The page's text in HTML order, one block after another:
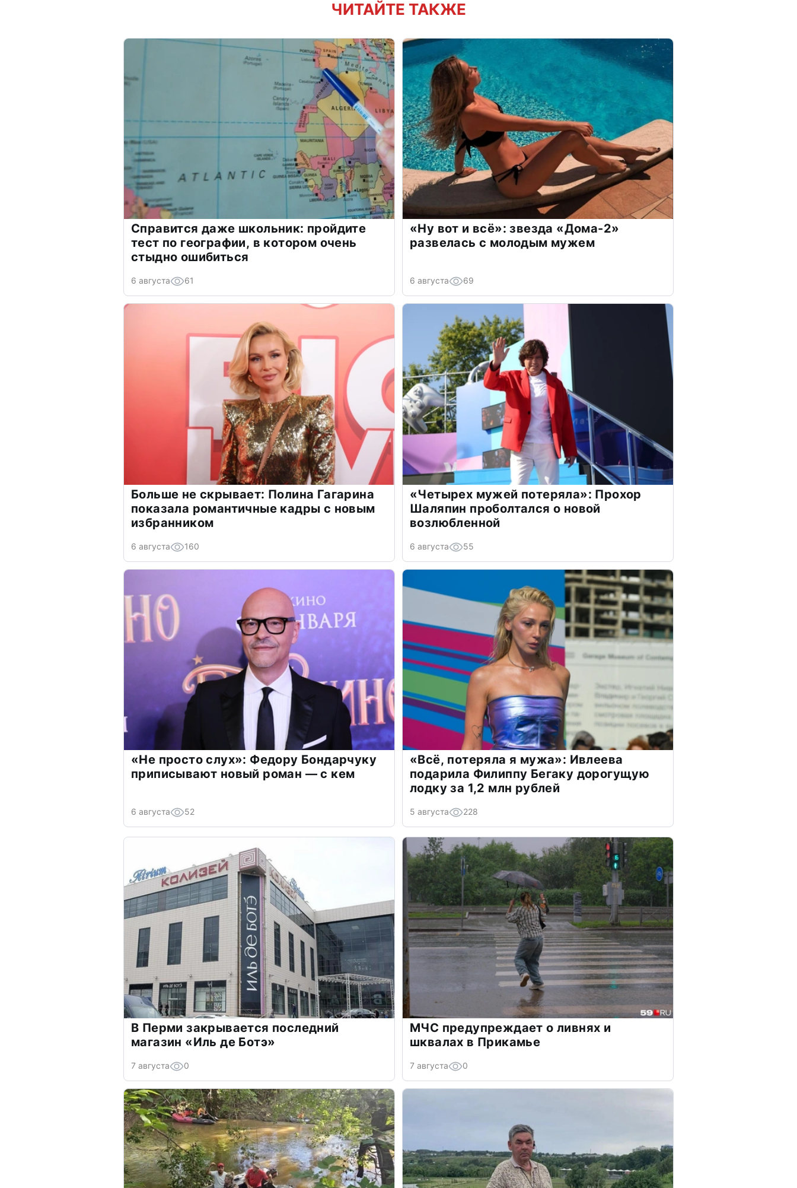
ЧИТАЙТЕ ТАКЖЕ
Справится даже школьник: пройдите
тест по географии, в котором очень
стыдно ошибиться
6 августа 61
«Ну вот и всё»: звезда «Дома-2»
развелась с молодым мужем
6 августа 69
Больше не скрывает: Полина Гагарина
показала романтичные кадры с новым
избранником
6 августа 160
«Четырех мужей потеряла»: Прохор
Шаляпин проболтался о новой
возлюбленной
6 августа 55
«Не просто слух»: Федору Бондарчуку
приписывают новый роман — с кем
6 августа 52
«Всё, потеряла я мужа»: Ивлеева
подарила Филиппу Бегаку дорогущую
лодку за 1,2 млн рублей
5 августа 228
В Перми закрывается последний
магазин «Иль де Ботэ»
7 августа 0
МЧС предупреждает о ливнях и
шквалах в Прикамье
7 августа 0